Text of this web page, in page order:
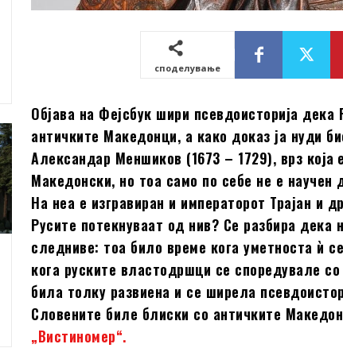
споделување
Објава на Фејсбук шири псевдоисторија дека
античките Македонци, а како доказ ја нуди
Александар Меншиков (1673 – 1729), врз која
Македонски, но тоа само по себе не е научен
На неа е изгравиран и императорот Трајан и
Русите потекнуваат од нив? Се разбира дека
следниве: тоа било време кога уметноста ѝ
кога руските властодршци се споредувале
била толку развиена и се ширела
Словените биле блиски со античките
„Вистиномер“.